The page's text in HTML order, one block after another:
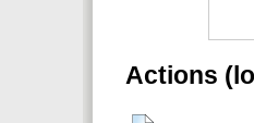
Actions